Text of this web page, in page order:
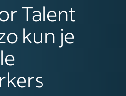
Talent
kun je